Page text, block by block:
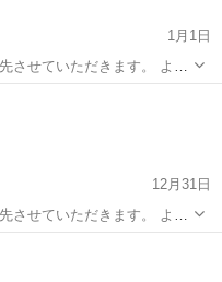
1月1日
させていただきます。 よろ
12月31日
させていただきます。 よろ